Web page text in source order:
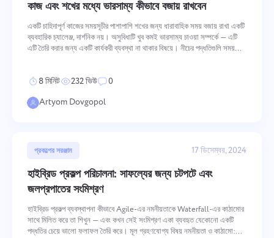
কাজ এবং শখের মধ্যে ভারসাম্য কীভাবে বজায় রাখবেন
একটি চাহিদাপূর্ণ কাজের সময়সূচীর পাশাপাশি শখের জন্য ধারাবাহিক সময় বজায় রাখা একটি
ব্যবহারিক চ্যালেঞ্জ, দার্শনিক নয়। অসুবিধাটি খুব কমই ভারসাম্য চাওয়া সম্পর্কে — এটি
এটি তৈরি করার জন্য একটি কার্যকরী ব্যবস্থা না থাকার বিষয়ে। নীচের পদ্ধতিগুলি সময়
8 মিনিট 232 ভিউ
0
Artyom Dovgopol
প্রকল্পের সরঞ্জাম 17 ডিসেম্বর, 2024
হাইব্রিড প্রকল্প পরিচালনা: সাফল্যের জন্য চটপটে এবং
জলপ্রপাতের সংমিশ্রণ
হাইব্রিড প্রকল্প ব্যবস্থাপনা কীভাবে Agile-এর নমনীয়তাকে Waterfall-এর কাঠামোর
সাথে মিলিত করে তা শিখুন — এবং কখন সেই সংমিশ্রণ একা ব্যবহৃত যেকোনো একটি
পদ্ধতির চেয়ে ভালো ফলাফল তৈরি করে। মূল গ্রহণযোগ্য বিষয় নমনীয়তা ও কাঠামো:
প্রেরণ
"পাঠান" বোতামে ক্লিক করার মাধ্যমে, আপনি নিম্নলিখিত নথি অনুযায়ী আপনার
ব্যক্তিগত তথ্যের প্রক্রিয়াকরণে সম্মতি প্রদান করছেন: গোপনীয়তা নীতি.
প্রেরণ